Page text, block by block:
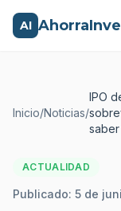
AI
Inicio/Noticias/
IPO
saber
ACTUALIDAD
Publicado: 5 de